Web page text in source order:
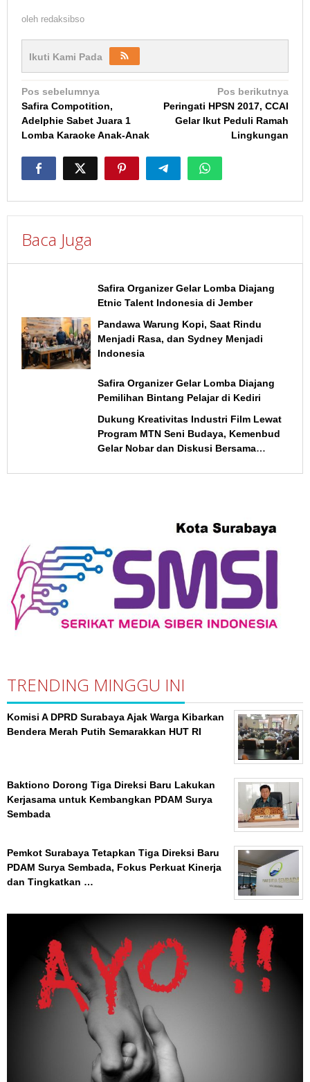
oleh redaksibso
Ikuti Kami Pada
Navigasi
pos
Pos sebelumnya
Safira Compotition,
Adelphie Sabet Juara 1
Lomba Karaoke Anak-Anak
Pos berikutnya
Peringati HPSN 2017, CCAI
Gelar Ikut Peduli Ramah
Lingkungan
Baca Juga
Safira Organizer Gelar Lomba Diajang
Etnic Talent Indonesia di Jember
Pandawa Warung Kopi, Saat Rindu
Menjadi Rasa, dan Sydney Menjadi
Indonesia
Safira Organizer Gelar Lomba Diajang
Pemilihan Bintang Pelajar di Kediri
Dukung Kreativitas Industri Film Lewat
Program MTN Seni Budaya, Kemenbud
Gelar Nobar dan Diskusi Bersama
Surabaya
TRENDING MINGGU INI
Komisi A DPRD Surabaya Ajak Warga Kibarkan
Bendera Merah Putih Semarakkan HUT RI
Baktiono Dorong Tiga Direksi Baru Lakukan
Kerjasama untuk Kembangkan PDAM Surya
Sembada
Pemkot Surabaya Tetapkan Tiga Direksi Baru
PDAM Surya Sembada, Fokus Perkuat Kinerja
dan Tingkatkan …